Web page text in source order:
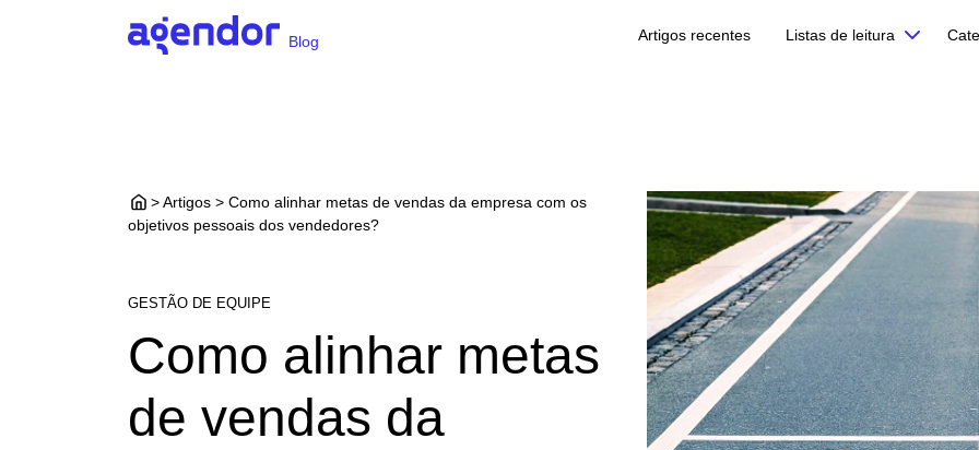
Blog Artigos recentes Listas de leitura
> Artigos > Como alinhar metas de vendas da empresa com os
objetivos pessoais dos vendedores?
GESTÃO DE EQUIPE
Como alinhar metas
de vendas da